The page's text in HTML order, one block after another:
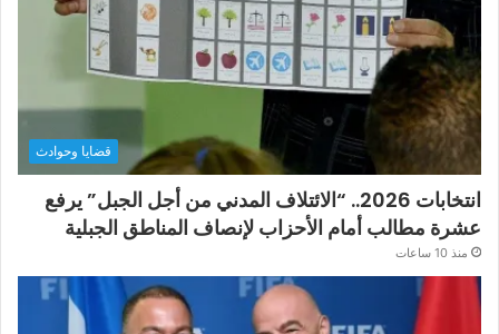
قضايا وحوادث
انتخابات 2026.. “الائتلاف المدني من أجل الجبل” يرفع
عشرة مطالب أمام الأحزاب لإنصاف المناطق الجبلية
منذ 10 ساعات